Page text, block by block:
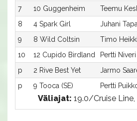
7
10 Guggenheim Teemu
8
4 Spark Girl Juhani
9
8 Wild Coltsin Timo
10
12 Cupido Birdland Pertti Niveri
p
2 Rive Best Yet Jarmo
p
9 Tooca (SE) Pertti
Väliajat: 19.0/Cruise Line,